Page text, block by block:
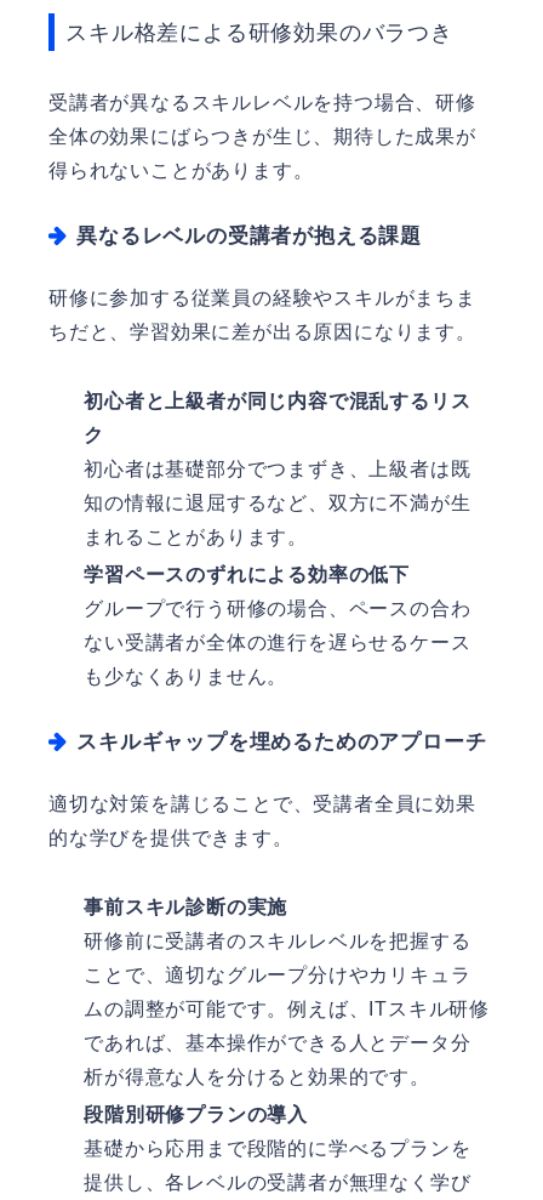
スキル格差による研修効果のバラつき
受講者が異なるスキルレベルを持つ場合、研修
全体の効果にばらつきが生じ、期待した成果が
得られないことがあります。
異なるレベルの受講者が抱える課題
研修に参加する従業員の経験やスキルがまちま
ちだと、学習効果に差が出る原因になります。
初心者と上級者が同じ内容で混乱するリス
ク
初心者は基礎部分でつまずき、上級者は既
知の情報に退屈するなど、双方に不満が生
まれることがあります。
学習ペースのずれによる効率の低下
グループで行う研修の場合、ペースの合わ
ない受講者が全体の進行を遅らせるケース
も少なくありません。
スキルギャップを埋めるためのアプローチ
適切な対策を講じることで、受講者全員に効果
的な学びを提供できます。
事前スキル診断の実施
研修前に受講者のスキルレベルを把握する
ことで、適切なグループ分けやカリキュラ
ムの調整が可能です。例えば、ITスキル研修
であれば、基本操作ができる人とデータ分
析が得意な人を分けると効果的です。
段階別研修プランの導入
基礎から応用まで段階的に学べるプランを
提供し、各レベルの受講者が無理なく学び